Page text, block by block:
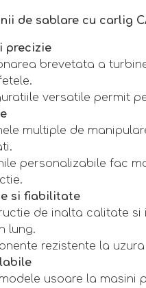
de sablare cu carlig
precizie
brevetata a
versatile permit
multiple de
personalizabile fac
si fiabilitate
de inalta calitate
lung.
rezistente la
usoare la masini